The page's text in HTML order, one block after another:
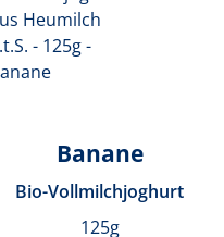
Banane
Bio-Vollmilchjoghurt
125g